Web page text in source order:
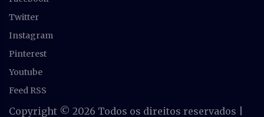
Twitter
Instagram
Pinterest
Youtube
Feed RSS
Copyright © 2026 Todos os direitos reservados |